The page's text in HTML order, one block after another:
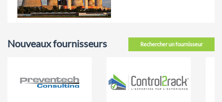
Rechercher un fournisseur
Nouveaux fournisseurs